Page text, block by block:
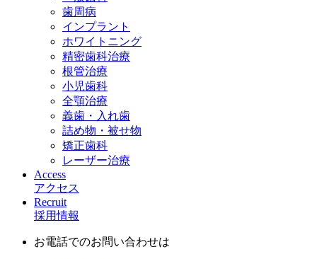
歯周病
インプラント
ホワイトニング
精密歯科治療
根管治療
小児歯科
全顎治療
義歯・入れ歯
詰め物・被せ物
矯正歯科
レーザー治療
Access
アクセス
Recruit
採用情報
お電話でのお問い合わせは